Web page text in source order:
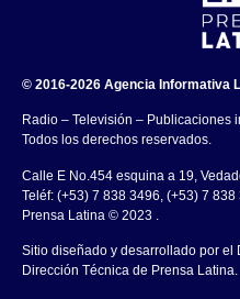
© 2016-2026 Agencia Informativa
Radio – Televisión – Publicaciones
Todos los derechos reservados.
Calle E No.454 esquina a 19,
Teléf: (+53) 7 838 3496, (+53) 7 838
Prensa Latina © 2023 .
Sitio diseñado y desarrollado por
Dirección Técnica de Prensa Latina.